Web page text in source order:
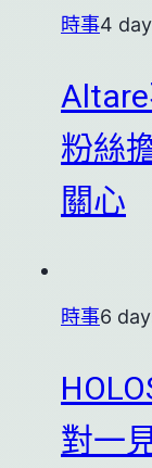
時事4
粉絲
關心
時事6
對一